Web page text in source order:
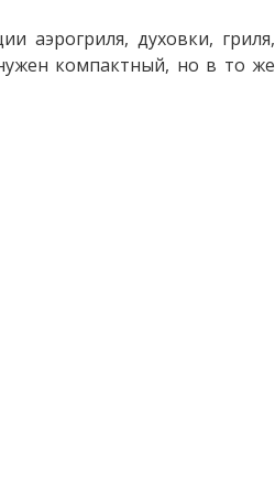
аэрогриля, духовки, гриля,
компактный, но в то же